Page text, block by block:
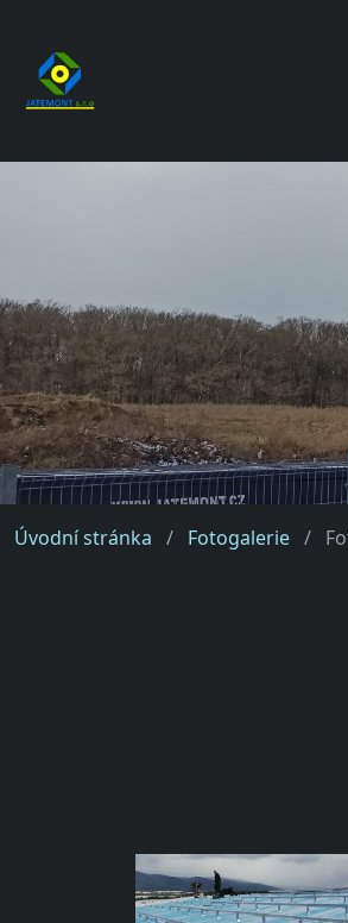
Úvodní stránka Fotogalerie